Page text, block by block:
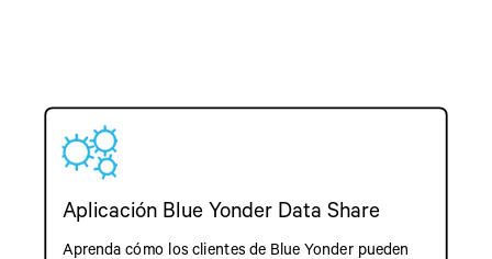
Aplicación Blue Yonder Data Share
Aprenda cómo los clientes de Blue Yonder pueden